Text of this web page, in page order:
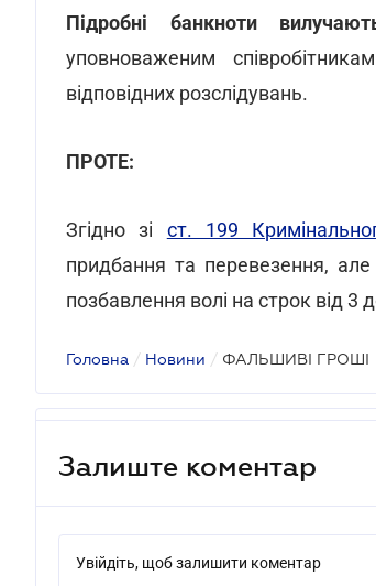
Підробні банкноти
уповноваженим
відповідних розслідувань.
ПРОТЕ:
Згідно зі ст. 199
придбання та перевезення, але
позбавлення волі на строк від 3
Головна / Новини / ФАЛЬШИВІ ГРОШІ
Залиште коментар
Увійдіть, щоб залишити коментар